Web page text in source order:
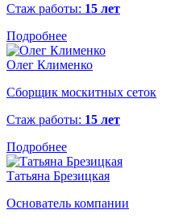
Стаж работы: 15 лет
Подробнее
Олег Клименко
Сборщик москитных сеток
Стаж работы: 15 лет
Подробнее
Татьяна Брезицкая
Основатель компании